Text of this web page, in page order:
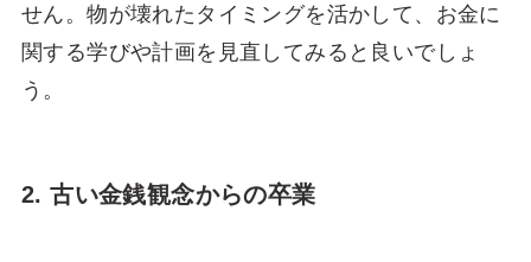
せん。物が壊れたタイミングを活かして、お金に
関する学びや計画を見直してみると良いでしょ
う。
2. 古い金銭観念からの卒業